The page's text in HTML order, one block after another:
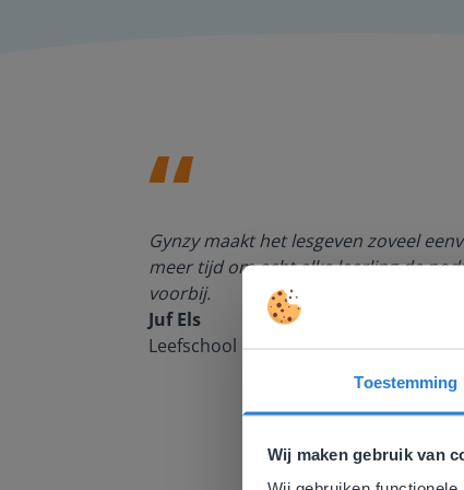
Toestemming
Wij maken gebruik van
Gynzy maakt het lesgeven zoveel
meer tijd om echt elke leerling de
voorbij.
Juf Els
Leefschool Het Droomschip